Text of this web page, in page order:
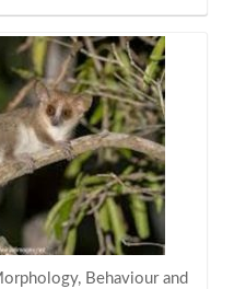
Behaviour and